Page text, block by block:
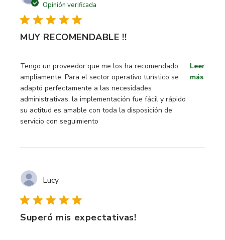
Opinión verificada
MUY RECOMENDABLE !!
Tengo un proveedor que me los ha recomendado
ampliamente, Para el sector operativo turístico se
adaptó perfectamente a las necesidades
administrativas, la implementación fue fácil y rápido
su actitud es amable con toda la disposición de
servicio con seguimiento
Leer
más
read more about review content Tengo un proveedor que
Lucy
Superó mis expectativas!